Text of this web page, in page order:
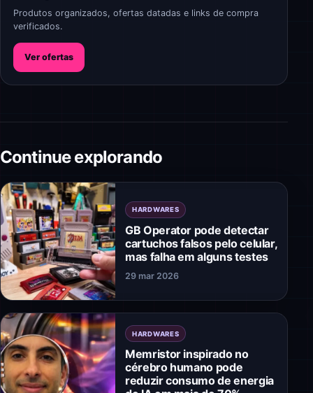
Produtos organizados, ofertas datadas e links de compra
verificados.
Ver ofertas
Continue explorando
HARDWARES
GB Operator pode detectar
cartuchos falsos pelo celular,
mas falha em alguns testes
29 mar 2026
HARDWARES
Memristor inspirado no
cérebro humano pode
reduzir consumo de energia